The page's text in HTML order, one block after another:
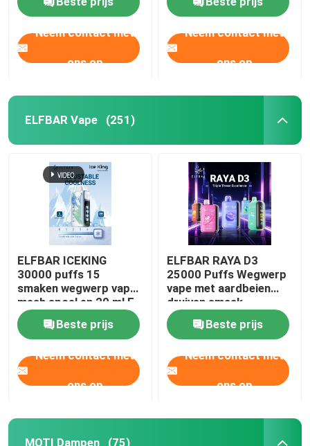
1000mAh oplaadbare
batterij
Neem contact met
ons op
Batterij
Neem contact met
ons op
ELFBAR Vape (251)
ELFBAR ICEKING
30000 puffs 15
smaken wegwerp vape
mesh spoel en 20 ml E-
vloeistof capaciteit
Beste prijs
Neem contact met
ons op
ELFBAR RAYA D3
25000 Puffs Wegwerp
vape met aardbeien
druiven smaak
Beste prijs
Neem contact met
ons op
MOTI Dampen (75)